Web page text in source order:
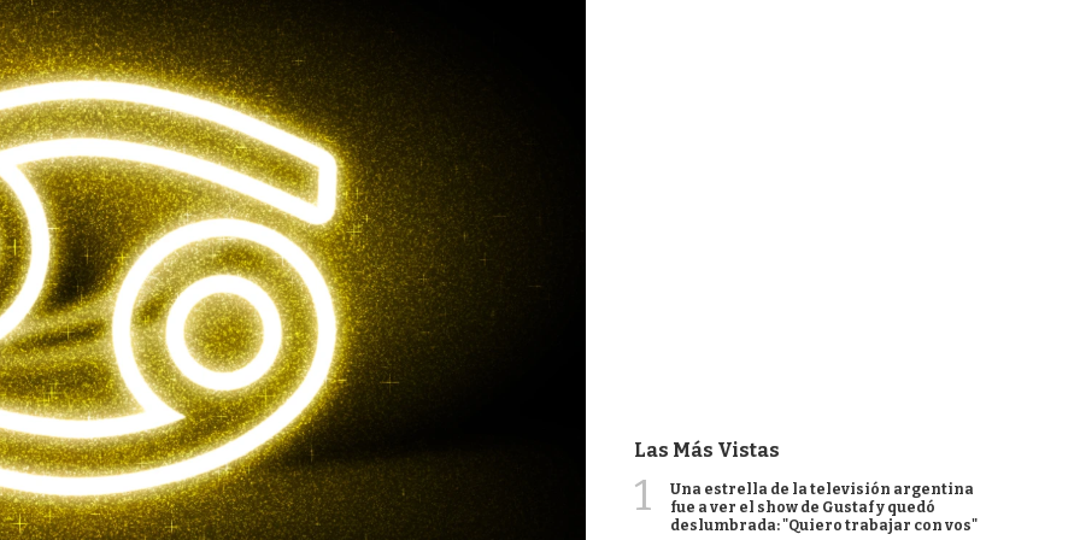
Las Más Vistas
1
Una estrella de la televisión argentina
fue a ver el show de Gustaf y quedó
deslumbrada: "Quiero trabajar con vos"